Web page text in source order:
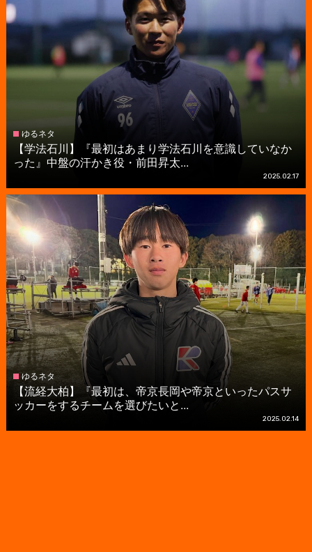
ゆるネタ
【学法石川】『最初はあまり学法石川を意識していなか
った』中盤の汗かき役・前田昇太...
2025.02.17
ゆるネタ
【流経大柏】『最初は、帝京長岡や帝京といったパスサ
ッカーをするチームを選びたいと...
2025.02.14